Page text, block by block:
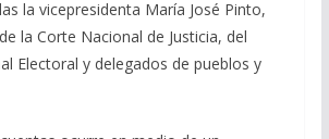
la vicepresidenta María José Pinto,
la Corte Nacional de Justicia, del
Electoral y delegados de pueblos y